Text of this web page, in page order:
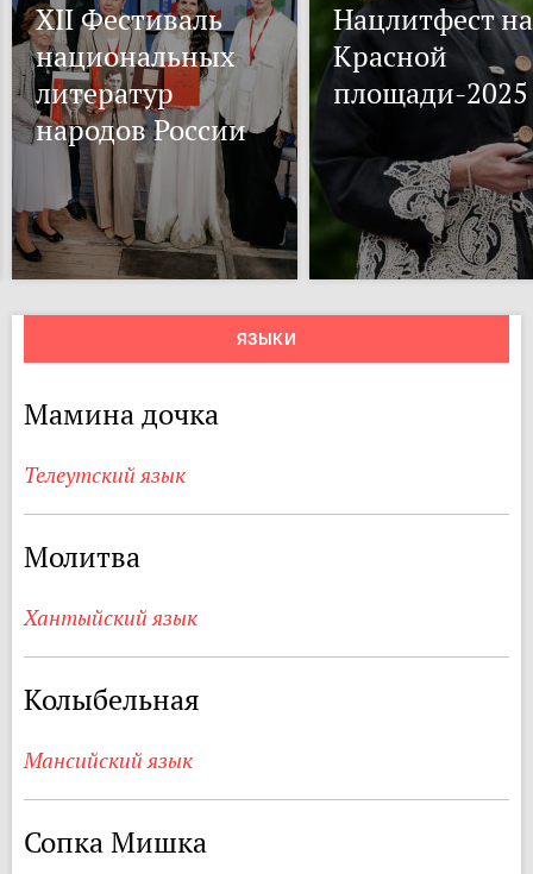
XII Фестиваль
национальных
литератур
народов России
Нацлитфест на
Красной
площади-2025
ЯЗЫКИ
Мамина дочка
Телеутский язык
Молитва
Хантыйский язык
Колыбельная
Мансийский язык
Сопка Мишка